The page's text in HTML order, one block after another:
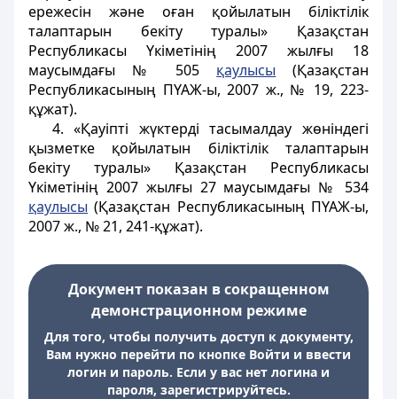
ережесін және оған қойылатын біліктілік
талаптарын бекіту туралы» Қазақстан
Республикасы Үкіметінің 2007 жылғы 18
маусымдағы № 505 қаулысы (Қазақстан
Республикасының ПҮАЖ-ы, 2007 ж., № 19, 223-
құжат).
4. «Қауiптi жүктердi тасымалдау жөнiндегi
қызметке қойылатын бiлiктiлiк талаптарын
бекiту туралы» Қазақстан Республикасы
Үкiметiнiң 2007 жылғы 27 маусымдағы № 534
қаулысы (Қазақстан Республикасының ПҮАЖ-ы,
2007 ж., № 21, 241-құжат).
Документ показан в сокращенном
демонстрационном режиме
Для того, чтобы получить доступ к документу,
Вам нужно перейти по кнопке Войти и ввести
логин и пароль. Если у вас нет логина и
пароля, зарегистрируйтесь.